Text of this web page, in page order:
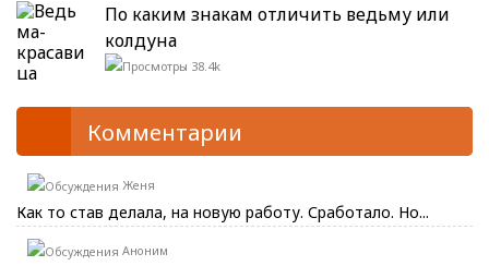
По каким знакам отличить ведьму или
колдуна
38.4k
Комментарии
Женя
Как то став делала, на новую работу. Сработало. Но...
Аноним